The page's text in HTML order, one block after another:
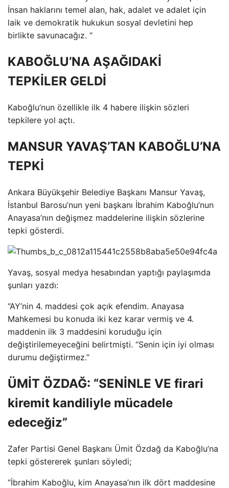
İnsan haklarını temel alan, hak, adalet ve adalet için
laik ve demokratik hukukun sosyal devletini hep
birlikte savunacağız. “
KABOĞLU’NA AŞAĞIDAKİ
TEPKİLER GELDİ
Kaboğlu’nun özellikle ilk 4 habere ilişkin sözleri
tepkilere yol açtı.
MANSUR YAVAŞ’TAN KABOĞLU’NA
TEPKİ
Ankara Büyükşehir Belediye Başkanı Mansur Yavaş,
İstanbul Barosu’nun yeni başkanı İbrahim Kaboğlu’nun
Anayasa’nın değişmez maddelerine ilişkin sözlerine
tepki gösterdi.
Yavaş, sosyal medya hesabından yaptığı paylaşımda
şunları yazdı:
“AY’nin 4. maddesi çok açık efendim. Anayasa
Mahkemesi bu konuda iki kez karar vermiş ve 4.
maddenin ilk 3 maddesini koruduğu için
değiştirilemeyeceğini belirtmişti. “Senin için iyi olması
durumu değiştirmez.”
ÜMİT ÖZDAĞ: “SENİNLE VE firari
kiremit kandiliyle mücadele
edeceğiz”
Zafer Partisi Genel Başkanı Ümit Özdağ da Kaboğlu’na
tepki göstererek şunları söyledi;
“İbrahim Kaboğlu, kim Anayasa’nın ilk dört maddesine